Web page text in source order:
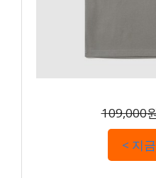
109,000
< 지